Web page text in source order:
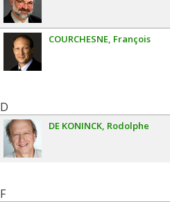
COURCHESNE François
D
DE KONINCK Rodolphe
F